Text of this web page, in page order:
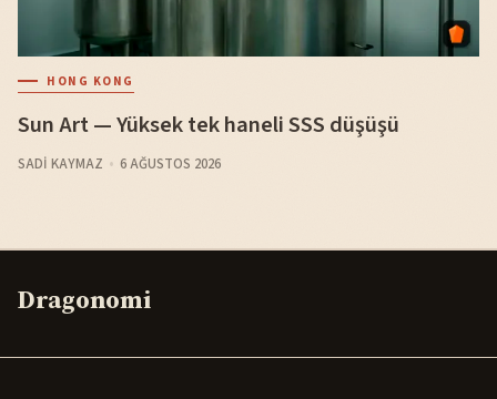
HONG KONG
Sun Art — Yüksek tek haneli SSS düşüşü
SADI KAYMAZ 6 AĞUSTOS 2026
Dragonomi